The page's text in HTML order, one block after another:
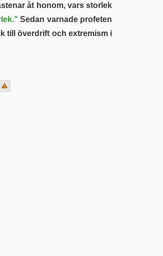
åt honom, vars storlek
Sedan varnade profeten